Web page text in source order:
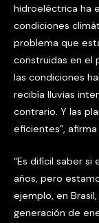
hidroeléctrica ha
condiciones
problema que
construidas en el
las condiciones
recibía lluvias
contrario. Y las
eficientes”,
“Es difícil saber
años, pero
ejemplo, en
generación de